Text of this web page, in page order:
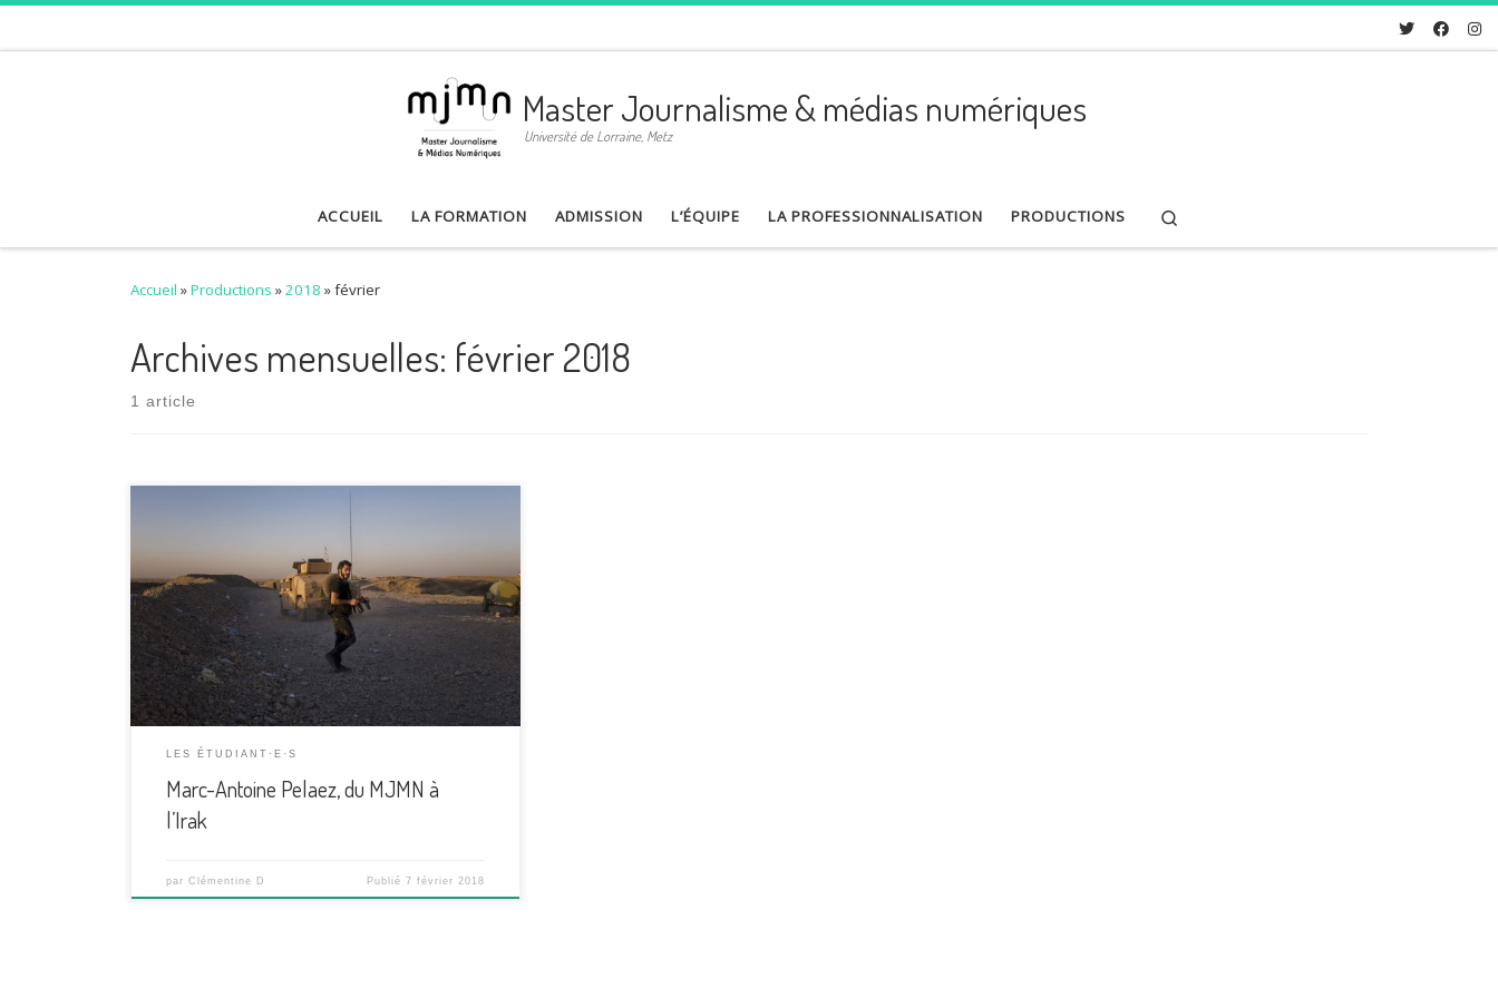
Master Journalisme & médias numériques
Université de Lorraine, Metz
ACCUEIL LA FORMATION ADMISSION L’ÉQUIPE LA PROFESSIONNALISATION PRODUCTIONS
Accueil »Productions »2018 »février
Archives mensuelles: février 2018
1 article
quelques mois après être sorti du master
Journalisme et médias numériques. Portrait du
jeune journaliste, à son retour du Kurdistan. Les
zones industrielles d’Hagondange en Moselle l’ont
vu grandir. 26 ans plus tard, tout juste titulaire du
Master Journalisme et médias […]
LES ÉTUDIANT·E·S
Marc-Antoine Pelaez, du MJMN à
l’Irak
parClémentine D Publié 7 février 2018